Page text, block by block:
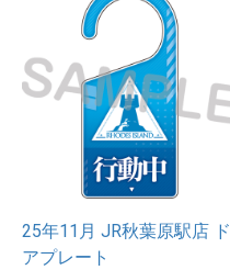
25年11月 JR秋葉原駅店 ド
アプレート